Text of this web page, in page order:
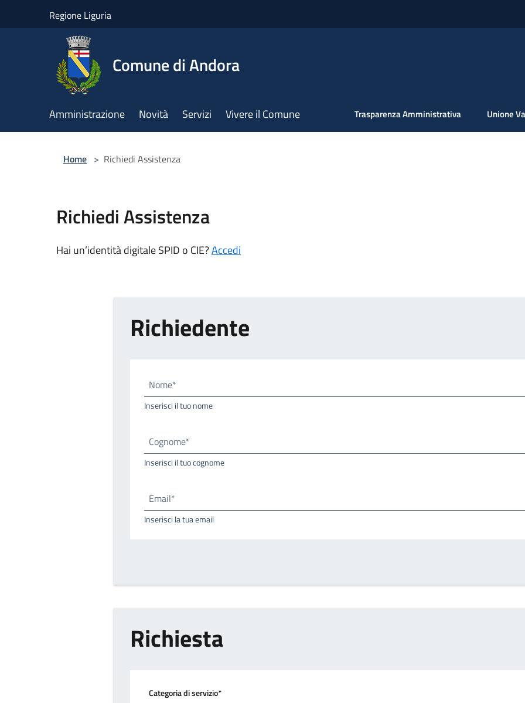
Regione Liguria
Comune di Andora
Amministrazione Novità Servizi Vivere il Comune Trasparenza Amministrativa Unione
Home > Richiedi Assistenza
Richiedi Assistenza
Hai un’identità digitale SPID o CIE?Accedi
Richiedente
Nome*
Inserisci il tuo nome
Cognome*
Inserisci il tuo cognome
Email*
Inserisci la tua email
Richiesta
Categoria di servizio*